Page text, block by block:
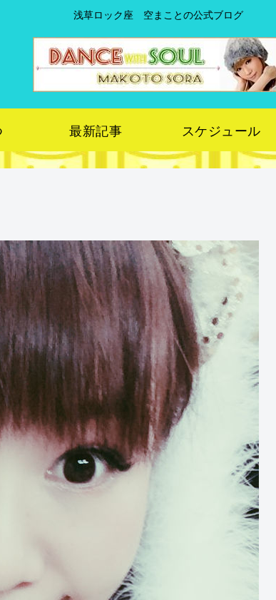
浅草ロック座 空まことの公式ブログ
最新記事 スケジュール